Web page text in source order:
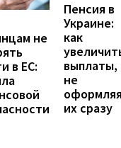
не
в ЕС:
Пенсия в
Украине:
как
выплаты,
не
их сразу